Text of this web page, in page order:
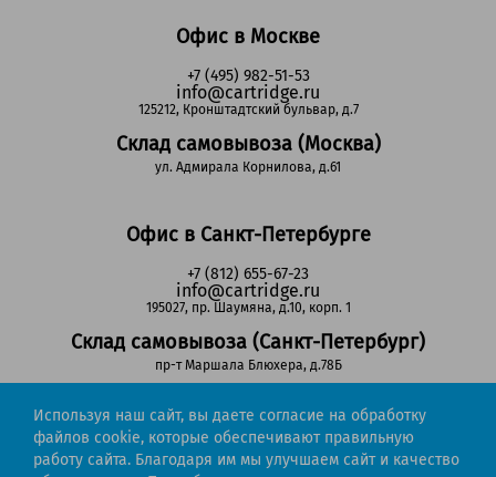
Офис в Москве
+7 (495) 982-51-53
info@cartridge.ru
125212, Кронштадтский бульвар, д.7
Склад самовывоза (Москва)
ул. Адмирала Корнилова, д.61
Офис в Санкт-Петербурге
+7 (812) 655-67-23
info@cartridge.ru
195027, пр. Шаумяна, д.10, корп. 1
Склад самовывоза (Санкт-Петербург)
пр-т Маршала Блюхера, д.78Б
Регионы РФ
8-800-302-51-53
Используя наш сайт, вы даете согласие на обработку
файлов cookie, которые обеспечивают правильную
работу сайта. Благодаря им мы улучшаем сайт и качество